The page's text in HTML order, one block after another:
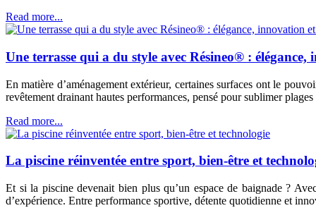
Read more...
Une terrasse qui a du style avec Résineo® :
En matière d’aménagement extérieur, certaines surfaces ont le
revêtement drainant hautes performances, pensé pour sublimer
Read more...
La piscine réinventée entre sport, bien-être et
Et si la piscine devenait bien plus qu’un espace de baignade ?
d’expérience. Entre performance sportive, détente quotidienne et